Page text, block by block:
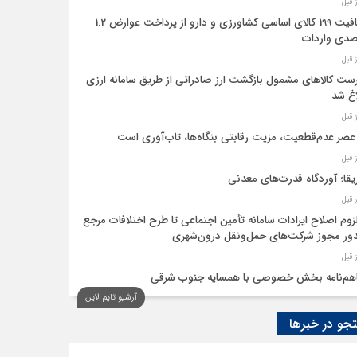
معافیت 199 کالای اساسی کشاورزی و دارو از پرداخت عوارض 1.2
واردات
کالاهای مشمول بازگشت ارز صادراتی از طریق سامانه ارزی
شد
عصر عدم‌قطعیت، مزیت رقابتی بنگاه‌ها، تاب‌آوری است
آوردگاه قدرت‌های معدنی
اصلاح ایرادات سامانه تأمین اجتماعی تا طرح اختلافات مرجع
مجوز شرکت‌های حمل‌ونقل درون‌شهری
بخش خصوصی با همسایه جنوب شرقی
اقتصاد‌ها از هوش مصنوعی
آرشیو تایم لاین
در خبرها